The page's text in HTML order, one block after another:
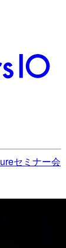
セミナー会